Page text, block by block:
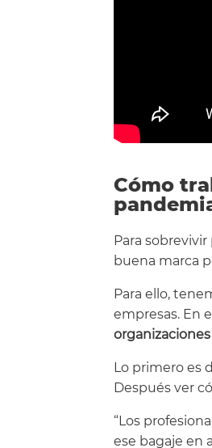
Cómo
Para
buena marca
Para ello,
empresas. En
Lo primero es
Después ver
“Los
ese bagaje en